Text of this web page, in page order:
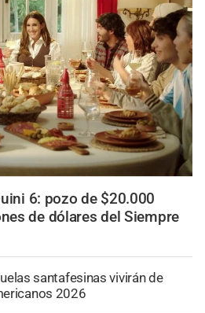
6: pozo de $20.000
de dólares del Siempre
santafesinas vivirán de
2026